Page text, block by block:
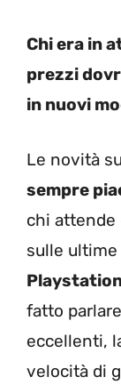
Chi era in
prezzi
in nuovi
Le novità
sempre
chi attende
sulle
fatto
eccellenti,
velocità di